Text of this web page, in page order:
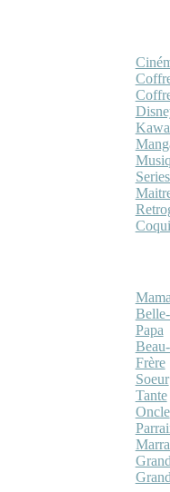
Papa
Frère
Soeur
Tante
Oncle